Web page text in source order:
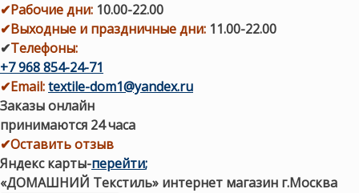
✔Рабочие дни: 10.00-22.00
✔Выходные и праздничные дни: 11.00-22.00
✔Телефоны:
+7 968 854-24-71
✔Email:textile-dom1@yandex.ru
Заказы онлайн
принимаются 24 часа
✔Оставить отзыв
Яндекс карты-перейти;
«ДОМАШНИЙ Текстиль» интернет магазин г.Москва